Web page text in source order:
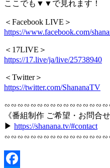
ここでも▼▼で見れます！
＜Facebook LIVE＞
https://www.facebook.com/
＜17LIVE＞
https://17.live/ja/live/25738940
＜Twitter＞
https://twitter.com/ShananaTV
《番組制作 ご希望・お問合せ
▶︎ https://shanana.tv/#contact